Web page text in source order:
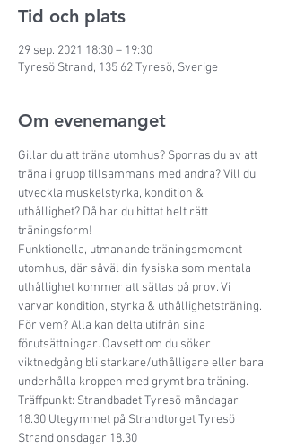
Tid och plats
29 sep. 2021 18:30 – 19:30
Tyresö Strand, 135 62 Tyresö, Sverige
Om evenemanget
Gillar du att träna utomhus? Sporras du av att
träna i grupp tillsammans med andra? Vill du
utveckla muskelstyrka, kondition &
uthållighet? Då har du hittat helt rätt
träningsform!
Funktionella, utmanande träningsmoment
utomhus, där såväl din fysiska som mentala
uthållighet kommer att sättas på prov. Vi
varvar kondition, styrka & uthållighetsträning.
För vem? Alla kan delta utifrån sina
förutsättningar. Oavsett om du söker
viktnedgång bli starkare/uthålligare eller bara
underhålla kroppen med grymt bra träning.
Träffpunkt: Strandbadet Tyresö måndagar
18.30 Utegymmet på Strandtorget Tyresö
Strand onsdagar 18.30